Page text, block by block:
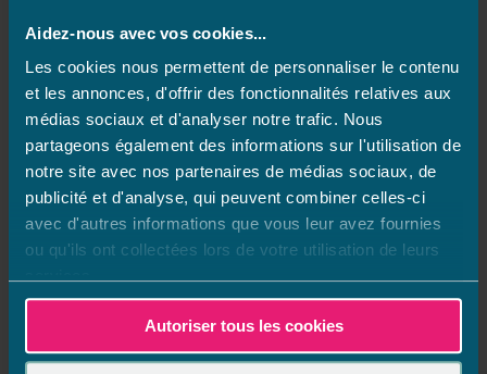
Aidez-nous avec vos cookies...
Les cookies nous permettent de personnaliser le contenu
et les annonces, d'offrir des fonctionnalités relatives aux
médias sociaux et d'analyser notre trafic. Nous
partageons également des informations sur l'utilisation de
notre site avec nos partenaires de médias sociaux, de
publicité et d'analyse, qui peuvent combiner celles-ci
avec d'autres informations que vous leur avez fournies
ou qu'ils ont collectées lors de votre utilisation de leurs
Autoriser tous les cookies
SPAS
PONT-
SALOMON
Saint Doulchard
Brives Charensac
Chonas L'amballan
Feurs
Orlienas
Dardilly
POINTS
DE
VENTE